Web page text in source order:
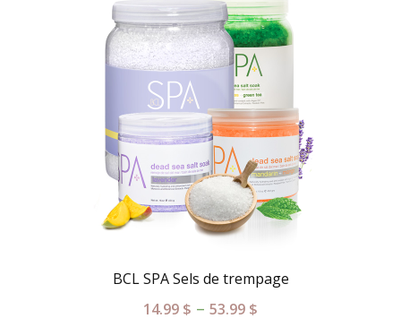
BCL SPA Sels de trempage
14.99 $ – 53.99 $